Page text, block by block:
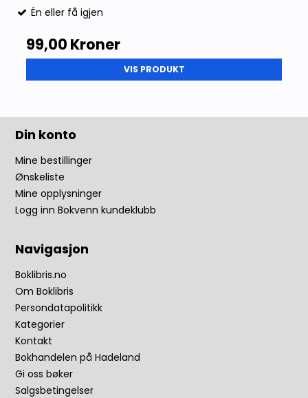
Én eller få igjen
99,00 Kroner
VIS PRODUKT
Din konto
Mine bestillinger
Ønskeliste
Mine opplysninger
Logg inn Bokvenn kundeklubb
Navigasjon
Boklibris.no
Om Boklibris
Persondatapolitikk
Kategorier
Kontakt
Bokhandelen på Hadeland
Gi oss bøker
Salgsbetingelser